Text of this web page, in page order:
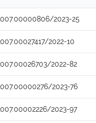
2023-25
2022-10
2022-82
2023-76
2023-97